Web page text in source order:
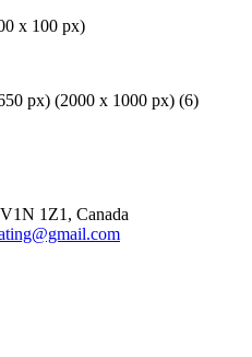
1Z1, Canada